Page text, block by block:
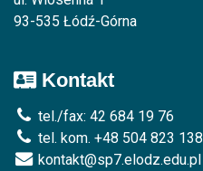
93-535 Łódź-Górna
Kontakt
tel./fax: 42 684 19 76
tel. kom. +48 504 823 138
kontakt@sp7.elodz.edu.pl